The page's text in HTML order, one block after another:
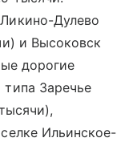
Дулево
и Высоковск
дорогие
типа Заречье
Ильинское-